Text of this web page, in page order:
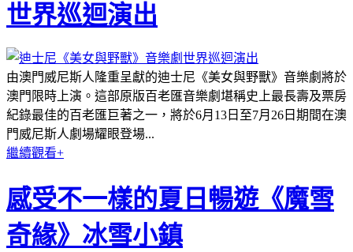
世界巡迴演出
由澳門威尼斯人隆重呈獻的迪士尼《美女與野獸》音樂劇將於
澳門限時上演。這部原版百老匯音樂劇堪稱史上最長壽及票房
紀錄最佳的百老匯巨著之一，將於6月13日至7月26日期間在澳
門威尼斯人劇場耀眼登場...
繼續觀看+
感受不一樣的夏日暢遊《魔雪
奇緣》冰雪小鎮